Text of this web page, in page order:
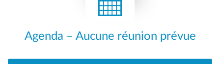
Agenda – Aucune réunion prévue